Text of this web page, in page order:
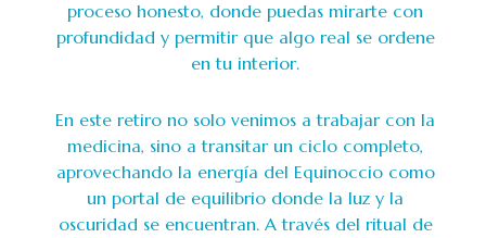
proceso honesto, donde puedas mirarte con
profundidad y permitir que algo real se ordene
en tu interior.
En este retiro no solo venimos a trabajar con la
medicina, sino a transitar un ciclo completo,
aprovechando la energía del Equinoccio como
un portal de equilibrio donde la luz y la
oscuridad se encuentran. A través del ritual de